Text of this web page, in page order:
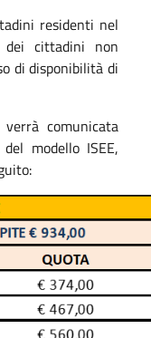
residenti nel
dei cittadini non
di disponibilità di
comunicata
modello ISEE,